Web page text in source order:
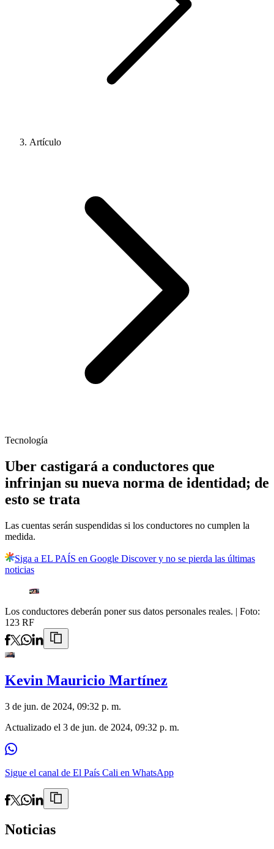
Artículo
Tecnología
Uber castigará a conductores que
infrinjan su nueva norma de identidad; de
esto se trata
Las cuentas serán suspendidas si los conductores no cumplen la
medida.
Siga a EL PAÍS en Google Discover y no se pierda las últimas
noticias
Los conductores deberán poner sus datos personales reales. | Foto:
123 RF
Kevin Mauricio Martínez
3 de jun. de 2024, 09:32 p. m.
Actualizado el 3 de jun. de 2024, 09:32 p. m.
Sigue el canal de El País Cali en WhatsApp
Noticias